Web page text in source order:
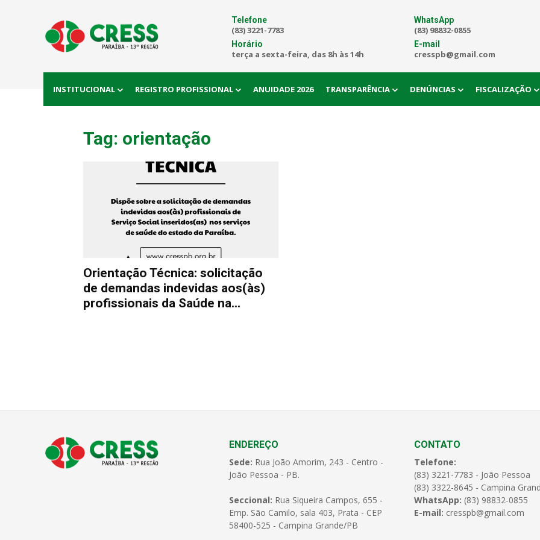
Telefone
(83) 3221-7783
Horário
terça a sexta-feira, das 8h às 14h
WhatsApp
(83) 98832-0855
E-mail
cresspb@gmail.com
INSTITUCIONAL REGISTRO PROFISSIONAL ANUIDADE 2026 TRANSPARÊNCIA DENÚNCIAS FISCALIZAÇÃO
Tag: orientação
Orientação Técnica: solicitação
de demandas indevidas aos(às)
profissionais da Saúde na...
ENDEREÇO
Sede: Rua João Amorim, 243 - Centro -
João Pessoa - PB.
Seccional: Rua Siqueira Campos, 655 -
Emp. São Camilo, sala 403, Prata - CEP
58400-525 - Campina Grande/PB
CONTATO
Telefone:
(83) 3221-7783 - João Pessoa
(83) 3322-8645 - Campina
WhatsApp: (83) 98832-0855
E-mail: cresspb@gmail.com